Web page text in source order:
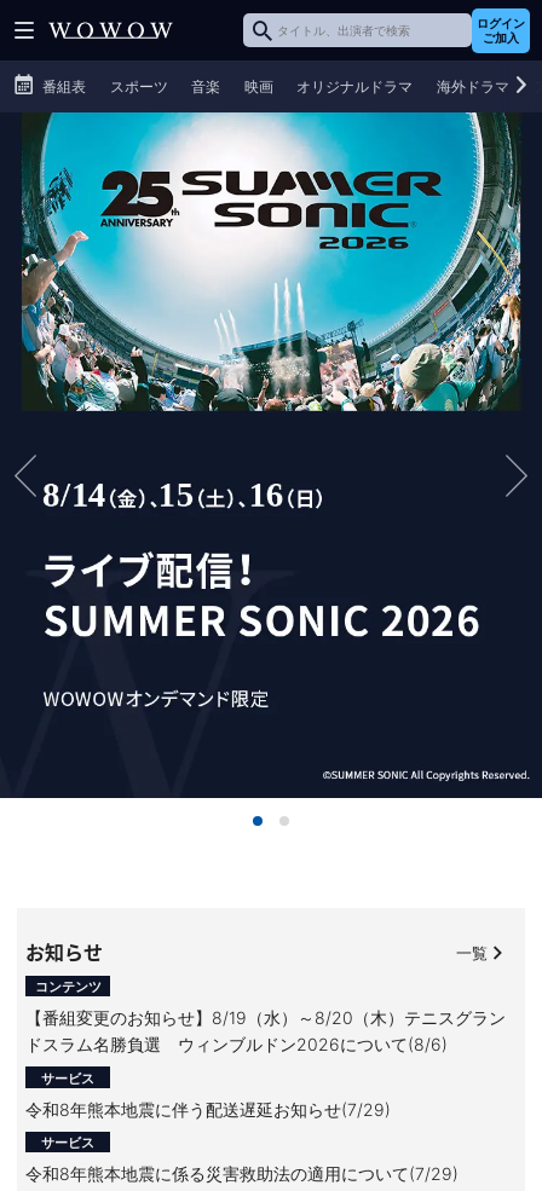
ログイン
ご加入
番組表 スポーツ 音楽 映画 オリジナルドラマ 海外ドラマ
お知らせ 一覧
コンテンツ
【番組変更のお知らせ】8/19（水）～8/20（木）テニスグラン
ドスラム名勝負選 ウィンブルドン2026について(8/6)
サービス
令和8年熊本地震に伴う配送遅延お知らせ(7/29)
サービス
令和8年熊本地震に係る災害救助法の適用について(7/29)